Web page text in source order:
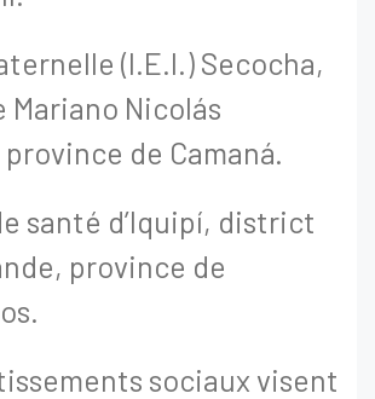
(I.E.I.) Secocha,
Nicolás
de Camaná.
santé d’Iquipí, district
province de
sociaux visent